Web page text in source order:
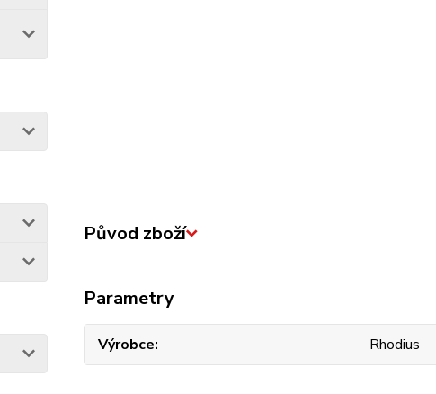
Původ zboží
Parametry
Výrobce Rhodius